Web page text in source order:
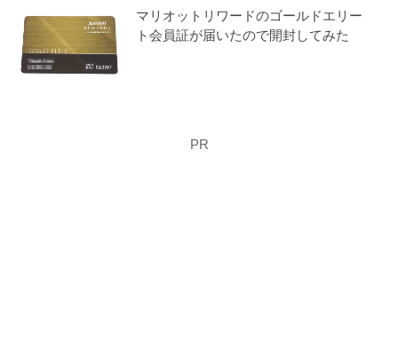
マリオットリワードのゴールドエリー
ト会員証が届いたので開封してみた
PR